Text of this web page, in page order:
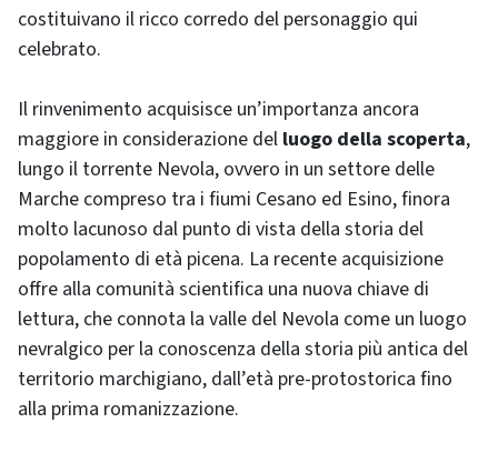
costituivano il ricco corredo del personaggio qui
celebrato.
Il rinvenimento acquisisce un’importanza ancora
maggiore in considerazione del luogo della scoperta,
lungo il torrente Nevola, ovvero in un settore delle
Marche compreso tra i fiumi Cesano ed Esino, finora
molto lacunoso dal punto di vista della storia del
popolamento di età picena. La recente acquisizione
offre alla comunità scientifica una nuova chiave di
lettura, che connota la valle del Nevola come un luogo
nevralgico per la conoscenza della storia più antica del
territorio marchigiano, dall’età pre-protostorica fino
alla prima romanizzazione.